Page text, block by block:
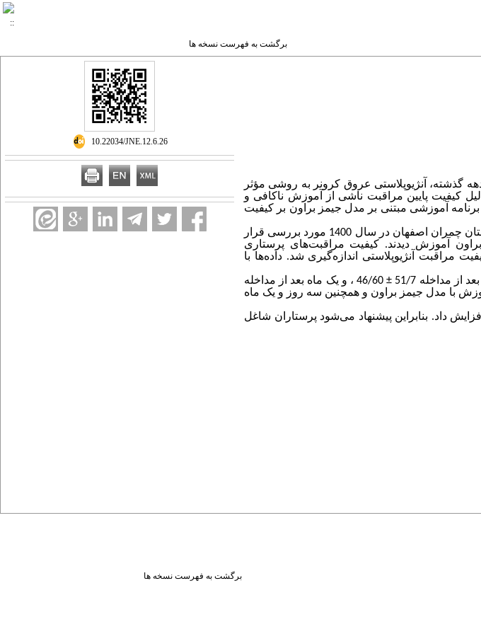
برگشت به فهرست نسخه ها
گذشته، آنژیوپلاستی عروق کرونر به روشی مؤثر
کیفیت پایین مراقبت ناشی از آموزش ناکافی و
آموزشی مبتنی بر مدل جیمز براون بر کیفیت
در این مطالعه نیمه‌تجربی به روش قبل و بعد، 24 پرستار شاغل در بخش آنژیوپلاستی بیمارستان چمران اصفهان در سال 1400 مورد بررسی قرار
آموزش دیدند. کیفیت مراقبت‌های پرستاری
کیفیت مراقبت‌ آنژیوپلاستی اندازه‌گیری شد. داده‌ها با
از مداخله 51/7
±
46/60
، و یک ماه بعد از مداخله
با مدل جیمز براون و همچنین سه روز و یک ماه
داد. بنابراین پیشنهاد می‌شود پرستاران شاغل
‎ 10.22034/JNE.12.6.26
برگشت به فهرست نسخه ها